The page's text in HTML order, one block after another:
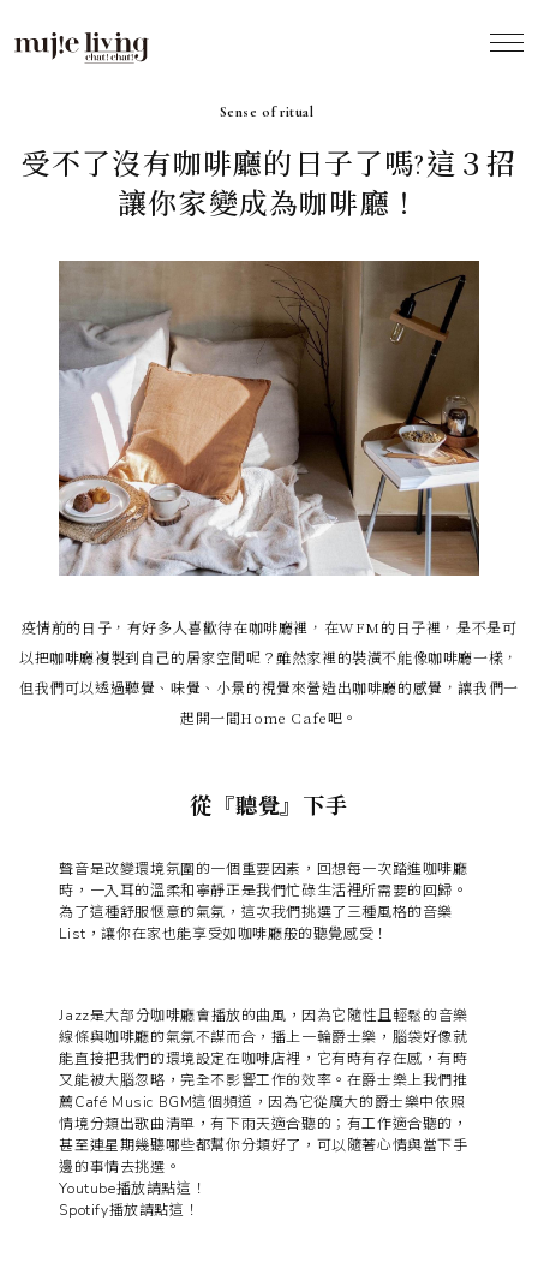
Sense of ritual
受不了沒有咖啡廳的日子了嗎?這３招
讓你家變成為咖啡廳！
疫情前的日子，有好多人喜歡待在咖啡廳裡，在WFM的日子裡，是不是可
以把咖啡廳複製到自己的居家空間呢？雖然家裡的裝潢不能像咖啡廳一樣，
但我們可以透過聽覺、味覺、小景的視覺來營造出咖啡廳的感覺，讓我們一
起開一間Home Cafe吧。
從『聽覺』下手
聲音是改變環境氛圍的一個重要因素，回想每一次踏進咖啡廳
時，一入耳的溫柔和寧靜正是我們忙碌生活裡所需要的回歸。
為了這種舒服愜意的氣氛，這次我們挑選了三種風格的音樂
List，讓你在家也能享受如咖啡廳般的聽覺感受！
Jazz是大部分咖啡廳會播放的曲風，因為它隨性且輕鬆的音樂
線條與咖啡廳的氣氛不謀而合，播上一輪爵士樂，腦袋好像就
能直接把我們的環境設定在咖啡店裡，它有時有存在感，有時
又能被大腦忽略，完全不影響工作的效率。在爵士樂上我們推
薦Café Music BGM這個頻道，因為它從廣大的爵士樂中依照
情境分類出歌曲清單，有下雨天適合聽的；有工作適合聽的，
甚至連星期幾聽哪些都幫你分類好了，可以隨著心情與當下手
邊的事情去挑選。
Youtube播放請點這！
Spotify播放請點這！